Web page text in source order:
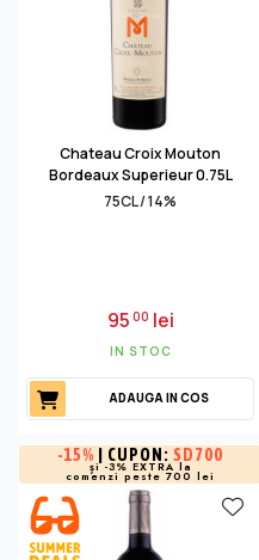
Chateau Croix Mouton
Bordeaux Superieur 0.75L
75CL / 14%
9500 lei
IN STOC
ADAUGA IN COS
-15% | CUPON: SD700
și -3% EXTRA la
comenzi peste 700 lei